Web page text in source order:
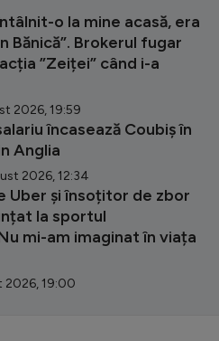
o la mine acasă, era
Bănică”. Brokerul fugar
”Zeiței” când i-a
2026, 19:59
încasează Coubiș în
Anglia
2026, 12:34
Uber și însoțitor de zbor
la sportul
mi-am imaginat în viața
2026, 19:00